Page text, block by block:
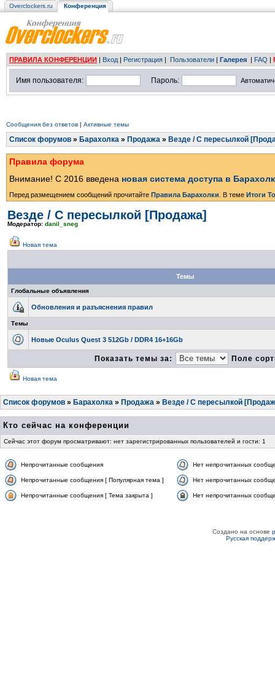
Overclockers.ru Конференция
ПРАВИЛА КОНФЕРЕНЦИИ | Вход | Регистрация | Пользователи | Галерея | FAQ |
Имя пользователя: Пароль:
Сообщения без ответов | Активные темы
Список форумов » Барахолка » Продажа » Везде / С пересылкой
Правила форума
Внимание! С 2016 введена новая система доступа в
Перед размещением сообщений прочитайте Правила Барахолки . В теме Итоги
Везде / С пересылкой [Продажа]
Модератор: danil_sneg
Новая тема
Темы
Глобальные объявления
Обновления и разъяснения правил
Темы
Новые Oculus Quest 3 512Gb / DDR4 16+16Gb
Показать темы за: Поле
Новая тема
Список форумов » Барахолка » Продажа » Везде / С пересылкой
Кто сейчас на конференции
Сейчас этот форум просматривают: нет зарегистрированных пользователей и гости: 1
Непрочитанные сообщения Нет непрочитанных
Непрочитанные сообщения [ Популярная тема ] Нет непрочитанных
Непрочитанные сообщения [ Тема закрыта ] Нет непрочитанных
Создано на основе
Русская